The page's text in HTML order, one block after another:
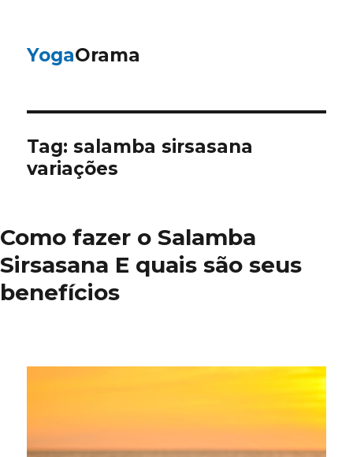
YogaOrama
Tag:salamba sirsasana
variações
Como fazer o Salamba
Sirsasana E quais são seus
benefícios